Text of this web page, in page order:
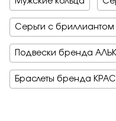
Серьги с бриллиантом
Подвески бренда
Браслеты бренда